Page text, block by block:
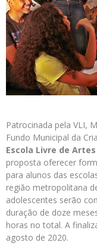
Patrocinada pela VLI,
Fundo Municipal da
Escola Livre de
proposta oferecer
para alunos das
região metropolitana
adolescentes serão
duração de doze
horas no total. A
agosto de 2020.